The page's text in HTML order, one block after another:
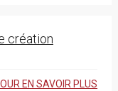
création
EN SAVOIR PLUS